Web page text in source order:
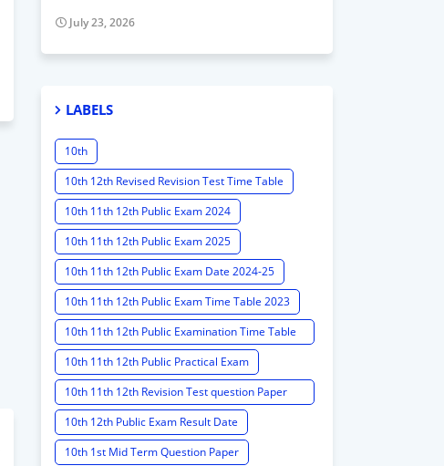
July 23, 2026
LABELS
10th
10th 12th Revised Revision Test Time Table
10th 11th 12th Public Exam 2024
10th 11th 12th Public Exam 2025
10th 11th 12th Public Exam Date 2024-25
10th 11th 12th Public Exam Time Table 2023
10th 11th 12th Public Examination Time Table
2023 - 2024
10th 11th 12th Public Practical Exam
10th 11th 12th Revision Test question Paper
2024
10th 12th Public Exam Result Date
10th 1st Mid Term Question Paper